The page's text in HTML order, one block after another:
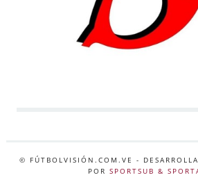
© FÚTBOLVISIÓN.COM.VE -
POR SPORTSUB &